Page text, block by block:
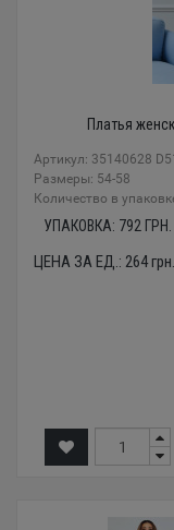
Платья
Артикул: 35140628
Размеры: 54-58
Количество в
УПАКОВКА: 792 ГРН.
ЦЕНА ЗА ЕД.: 264грн.